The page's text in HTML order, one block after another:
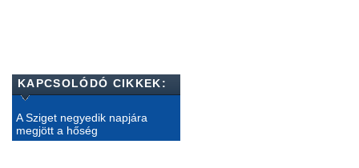
KAPCSOLÓDÓ CIKKEK:
A Sziget negyedik napjára
megjött a hőség